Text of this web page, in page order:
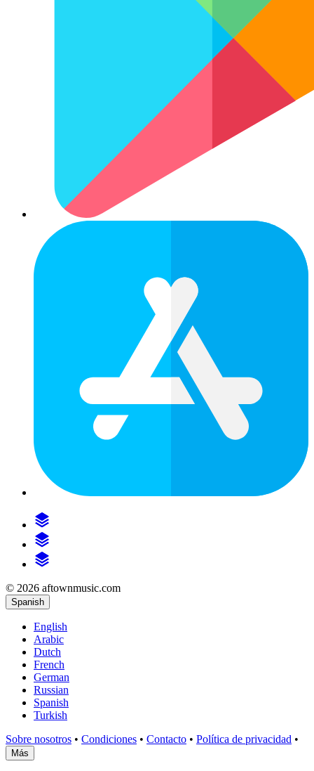
© 2026 aftownmusic.com
Spanish
English
Arabic
Dutch
French
German
Russian
Spanish
Turkish
Sobre nosotros • Condiciones • Contacto • Política de privacidad •
Más